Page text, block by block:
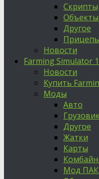
Скрипты
Объекты
Другое
Прицепы
Новости
Farming Simulator
Новости
Купить
Моды
Авто
Другое
Жатки
Карты
Мод ПАК